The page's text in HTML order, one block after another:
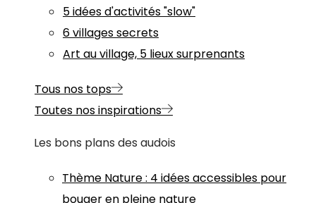
5 idées d'activités "slow"
6 villages secrets
Art au village, 5 lieux surprenants
Tous nos tops
Toutes nos inspirations
Les bons plans des audois
Thème Nature: 4 idées accessibles pour
bouger en pleine nature